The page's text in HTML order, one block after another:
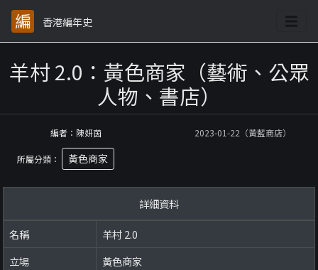
香港編年史
羊村 2.0：黃色商家（藝術、公眾
人物、書店）
編者：陳妍茵 2023-01-22（黃藍商店）
所屬分類： 黃色商家
詳細資料
名稱
羊村 2.0
立場
黃色商家